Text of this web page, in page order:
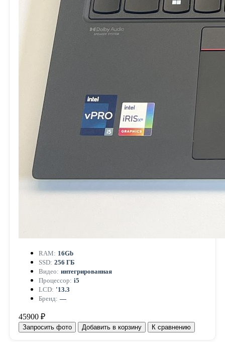
RAM: 16Gb
SSD: 256 ГБ
Видео: интегрированная
Процессор: i5
LCD: '13.3
Бренд: —
45900 ₽
Запросить фото Добавить в корзину К сравнению